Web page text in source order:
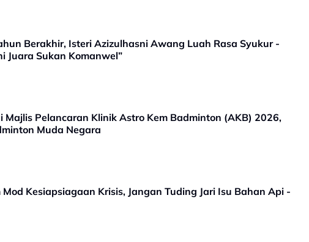
Berakhir, Isteri Azizulhasni Awang Luah Rasa Syukur -
Juara Sukan Komanwel”
Majlis Pelancaran Klinik Astro Kem Badminton (AKB) 2026,
Muda Negara
Kesiapsiagaan Krisis, Jangan Tuding Jari Isu Bahan Api -